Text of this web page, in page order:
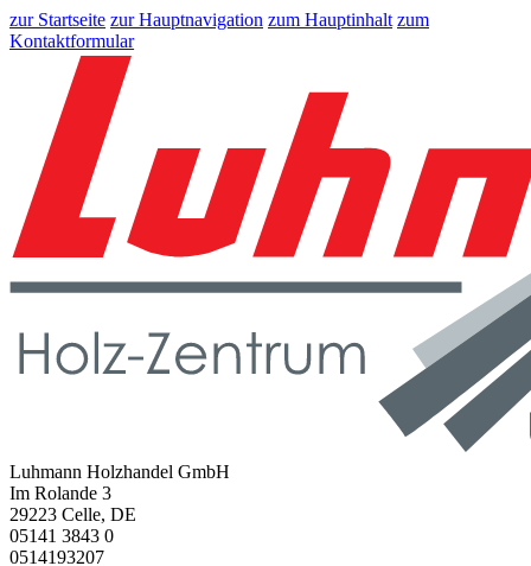
zur Startseite zur Hauptnavigation zum Hauptinhalt zum
Kontaktformular
Luhmann Holzhandel GmbH
Im Rolande 3
29223 Celle, DE
05141 3843 0
0514193207